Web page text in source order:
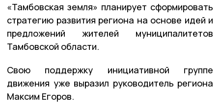
«Тамбовская земля» планирует сформировать
стратегию развития региона на основе идей и
предложений жителей муниципалитетов
Тамбовской области.
Свою поддержку инициативной группе
движения уже выразил руководитель региона
Максим Егоров.